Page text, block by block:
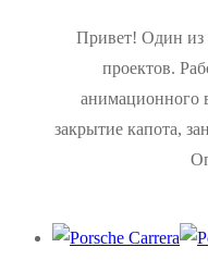
Привет! Один из
проектов.
анимационного
закрытие капота,